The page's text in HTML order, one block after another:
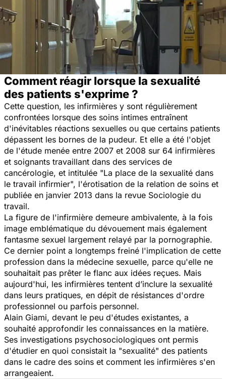
Comment réagir lorsque la sexualité
des patients s'exprime ?
Cette question, les infirmières y sont régulièrement
confrontées lorsque des soins intimes entraînent
d'inévitables réactions sexuelles ou que certains patients
dépassent les bornes de la pudeur. Et elle a été l'objet
de l'étude menée entre 2007 et 2008 sur 64 infirmières
et soignants travaillant dans des services de
cancérologie, et intitulée "La place de la sexualité dans
le travail infirmier", l'érotisation de la relation de soins et
publiée en janvier 2013 dans la revue Sociologie du
travail.
La figure de l'infirmière demeure ambivalente, à la fois
image emblématique du dévouement mais également
fantasme sexuel largement relayé par la pornographie.
Ce dernier point a longtemps freiné l'implication de cette
profession dans la médecine sexuelle, parce qu'elle ne
souhaitait pas prêter le flanc aux idées reçues. Mais
aujourd'hui, les infirmières tentent d’inclure la sexualité
dans leurs pratiques, en dépit de résistances d'ordre
professionnel ou parfois personnel.
Alain Giami, devant le peu d'études existantes, a
souhaité approfondir les connaissances en la matière.
Ses investigations psychosociologiques ont permis
d'étudier en quoi consistait la "sexualité" des patients
dans le cadre des soins et comment les infirmières s'en
arrangeaient.